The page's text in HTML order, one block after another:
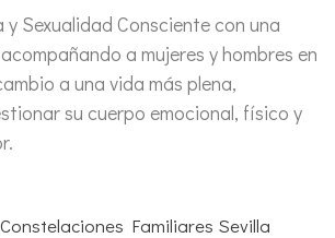
Sexualidad Consciente con una
a mujeres y hombres en
a una vida más plena,
su cuerpo emocional, físico y